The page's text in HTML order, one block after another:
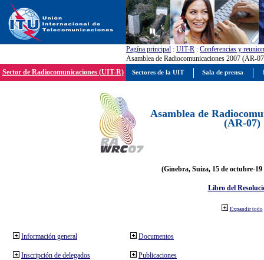
Pagína principal : UIT-R : Conferencias y
Asamblea de Radiocomunicaciones 2007 (AR-
Sector de Radiocomunicaciones (UIT-R)
Asamblea de
(AR-07)
(Ginebra, Suiza, 15 de octubre-19
Libro del
Expandir todo
Información general
Inscripción de delegados
Documentos
Publicaciones
Sectores de la UIT Sala de prensa